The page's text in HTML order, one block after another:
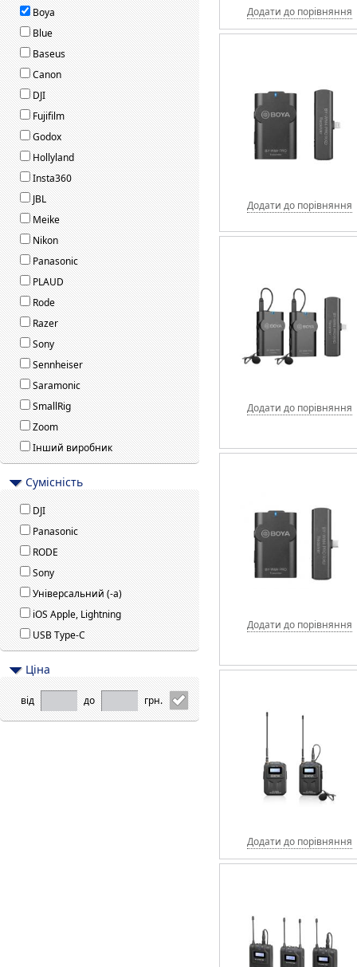
Boya
Blue
Baseus
Canon
DJI
Fujifilm
Godox
Hollyland
Insta360
JBL
Meike
Nikon
Panasonic
PLAUD
Rode
Razer
Sony
Sennheiser
Saramonic
SmallRig
Zoom
Інший виробник
Сумісність
DJI
Panasonic
RODE
Sony
Універсальний (-а)
iOS Apple, Lightning
USB Type-C
Цiна
від до грн.
Додати до порівняння
Додати до порівняння
Додати до порівняння
Додати до порівняння
Додати до порівняння